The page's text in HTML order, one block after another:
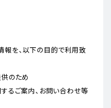
報を、以下の目的で利用致
供のため
するご案内、お問い合わせ等